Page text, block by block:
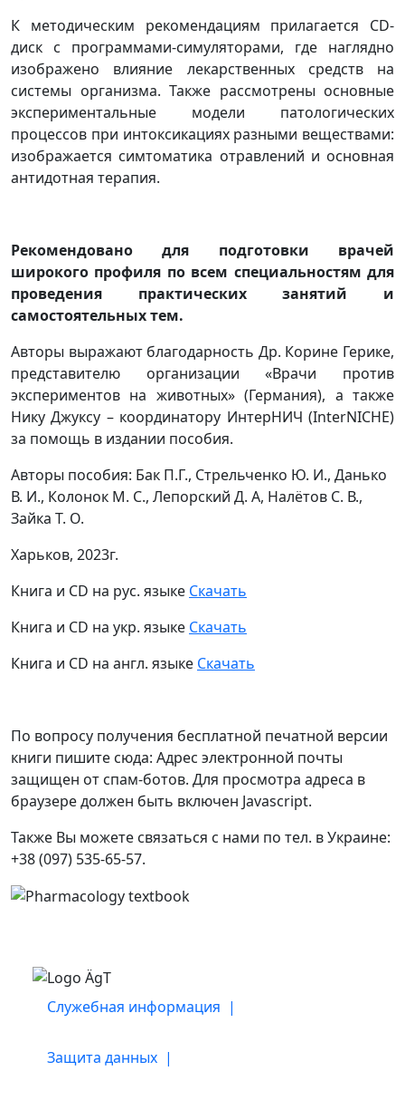
К методическим рекомендациям прилагается CD-
диск с программами-симуляторами, где наглядно
изображено влияние лекарственных средств на
системы организма. Также рассмотрены основные
экспериментальные модели патологических
процессов при интоксикациях разными веществами:
изображается симтоматика отравлений и основная
антидотная терапия.
Рекомендовано для подготовки врачей
широкого профиля по всем специальностям для
проведения практических занятий и
самостоятельных тем.
Авторы выражают благодарность Др. Корине Герике,
представителю организации «Врачи против
экспериментов на животных» (Германия), а также
Нику Джуксу – координатору ИнтерНИЧ (InterNICHE)
за помощь в издании пособия.
Авторы пособия: Бак П.Г., Стрельченко Ю. И., Данько
В. И., Колонок М. С., Лепорский Д. А, Налётов С. В.,
Зайка Т. О.
Харьков, 2023г.
Книга и CD на рус. языке Скачать
Книга и CD на укр. языке Скачать
Книга и CD на англ. языке Скачать
По вопросу получения бесплатной печатной версии
книги пишите сюда: Адрес электронной почты
защищен от спам-ботов. Для просмотра адреса в
браузере должен быть включен Javascript.
Также Вы можете связаться с нами по тел. в Украине:
+38 (097) 535-65-57.
Служебная информация |
Защита данных |